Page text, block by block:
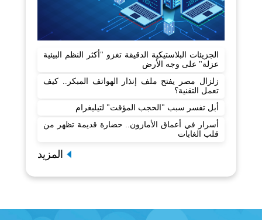
الجزيئات البلاستيكية الدقيقة تغزو "أكثر النظم البيئية
عزلة" على وجه الأرض
زلزال مصر يفتح ملف إنذار الهواتف المبكر.. كيف
تعمل التقنية؟
أبل تفسر سبب "الحجب المؤقت" لتيليغرام
أسرار في أعماق الأمازون.. حضارة قديمة تظهر من
قلب الغابات
المزيد